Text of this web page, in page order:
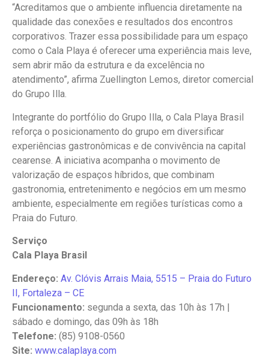
“Acreditamos que o ambiente influencia diretamente na
qualidade das conexões e resultados dos encontros
corporativos. Trazer essa possibilidade para um espaço
como o Cala Playa é oferecer uma experiência mais leve,
sem abrir mão da estrutura e da excelência no
atendimento”, afirma Zuellington Lemos, diretor comercial
do Grupo Illa.
Integrante do portfólio do Grupo Illa, o Cala Playa Brasil
reforça o posicionamento do grupo em diversificar
experiências gastronômicas e de convivência na capital
cearense. A iniciativa acompanha o movimento de
valorização de espaços híbridos, que combinam
gastronomia, entretenimento e negócios em um mesmo
ambiente, especialmente em regiões turísticas como a
Praia do Futuro.
Serviço
Cala Playa Brasil
Endereço: Av. Clóvis Arrais Maia, 5515 – Praia do Futuro
II, Fortaleza – CE
Funcionamento: segunda a sexta, das 10h às 17h |
sábado e domingo, das 09h às 18h
Telefone: (85) 9108-0560
Site: www.calaplaya.com